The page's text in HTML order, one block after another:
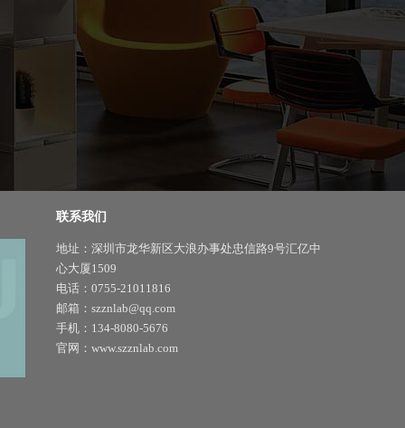
联系我们
地址：深圳市龙华新区大浪办事处忠信路9号汇亿中
心大厦1509
电话：0755-21011816
邮箱：szznlab@qq.com
手机：134-8080-5676
官网：www.szznlab.com